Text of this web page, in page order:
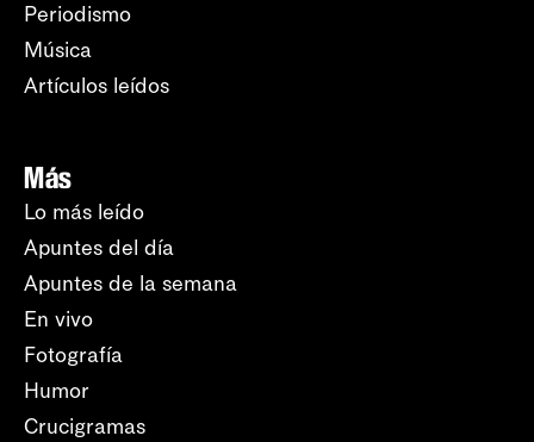
Periodismo
Música
Artículos leídos
Más
Lo más leído
Apuntes del día
Apuntes de la semana
En vivo
Fotografía
Humor
Crucigramas